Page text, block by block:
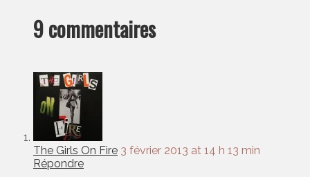
9 commentaires
The Girls On Fire 3 février 2013 at 14 h 13 min
Répondre